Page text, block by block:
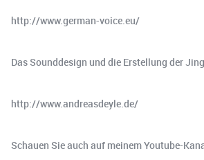
http://www.german-voice.eu/
Das Sounddesign und die Erstellung der
http://www.andreasdeyle.de/
Schauen Sie auch auf meinem Youtube-